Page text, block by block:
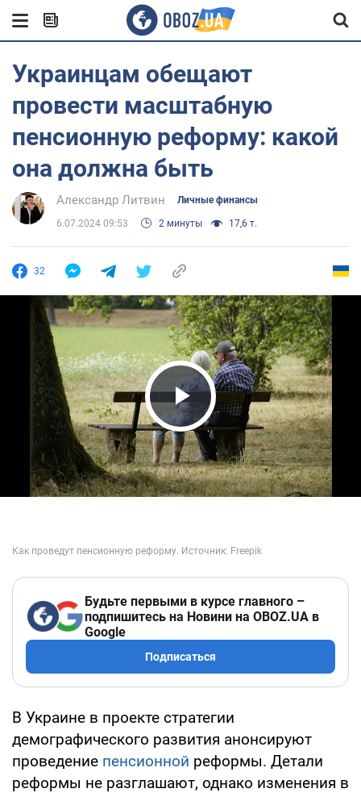
Украинцам обещают
провести масштабную
пенсионную реформу: какой
она должна быть
Александр Литвин Личные финансы
6.07.2024 09:53 2 минуты 17,6 т.
32
Play Video
Будьте первыми в курсе главного –
подпишитесь на Новини на OBOZ.UA в
Google
Подписаться
В Украине в проекте стратегии
демографического развития анонсируют
проведение пенсионной реформы. Детали
реформы не разглашают, однако изменения в